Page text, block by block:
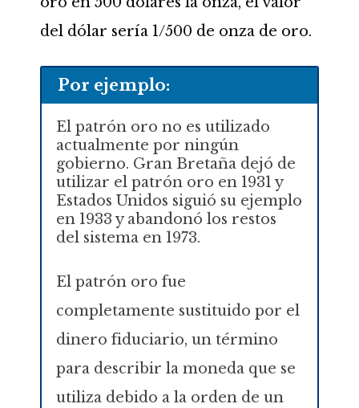
del dólar sería 1/500 de onza de oro.
Por ejemplo:
El patrón oro no es utilizado
actualmente por ningún
gobierno. Gran Bretaña dejó de
utilizar el patrón oro en 1931 y
Estados Unidos siguió su ejemplo
en 1933 y abandonó los restos
del sistema en 1973.
El patrón oro fue
completamente sustituido por el
dinero fiduciario, un término
para describir la moneda que se
utiliza debido a la orden de un